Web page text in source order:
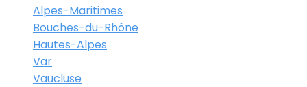
Alpes-Maritimes
Bouches-du-Rhône
Hautes-Alpes
Var
Vaucluse